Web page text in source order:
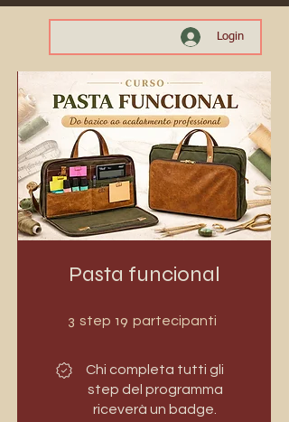
Login
Pasta funcional
3 step 19 partecipanti
Chi completa tutti gli
step del programma
riceverà un badge.